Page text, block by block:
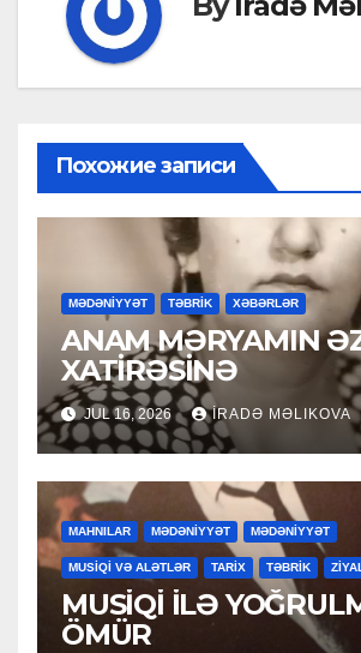
Похожие записи
MƏDƏNİYYƏT TƏBRİK XƏBƏRLƏR
ANAM MƏRYAMIN
XATİRƏSİNƏ
JUL 16, 2026 İRADƏ MƏLIKOVA
MAHNILAR MƏDƏNİYYƏT MƏDƏNİYYƏT
MUSİQİ VƏ ALƏTLƏR TARİX TƏBRİK
MUSİQİ İLƏ
ÖMÜR